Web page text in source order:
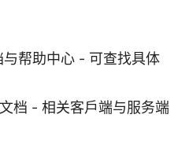
帮助中心 - 可查找具体
档 - 相关客户端与服务端